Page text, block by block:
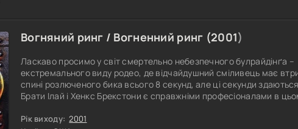
Вогняний ринг / Вогненний ринг (2001)
Ласкаво просимо у світ смертельно небезпечного булрайдінґа –
екстремального виду родео, де відчайдушний сміливець має
спині розлюченого бика всього 8 секунд, але ці секунди
Брати Ілай і Хенкс Брекстони є справжніми професіоналами в
повсякденному житті. Але ситуація кардинально змінюється, коли
Рік виходу: 2001